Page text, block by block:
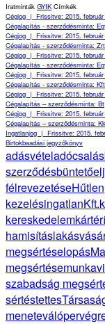
Iratminták GYIK Címkék
Cégjog | Frissitve: 2015. február
Cégalapítás - szerződésminta:
Cégjog | Frissitve: 2015. február
Cégalapítás - szerződésminta: Zrt
Cégjog | Frissitve: 2015. február
Cégalapítás - szerződésminta:
Cégjog | Frissitve: 2015. február
Cégalapítás - szerződésminta: Kft
Cégjog | Frissitve: 2015. február
Cégalapítás – szerződésminta: Bt
Cégjog | Frissitve: 2015. február
Cégalapítás – szerződésminta:
Ingatlanjog | Frissitve: 2015.
Birtokbaadási jegyzőkönyv
adásvételadócsalás
szerződés
félrevezetéseHűtlen
kezelésingatlanKft.
kereskedelem
hamisítás
megsértéselopás
megsértése
szabadság
sértéstettes
meneteválóper